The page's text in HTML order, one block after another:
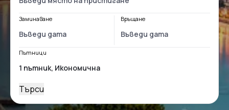
Заминаване Връщане
Пътници
Търси